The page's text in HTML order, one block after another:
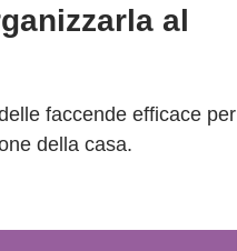
al
faccende efficace per
della casa.